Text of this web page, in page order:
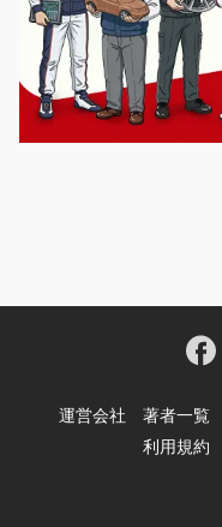
運営会社 著者一覧
利用規約